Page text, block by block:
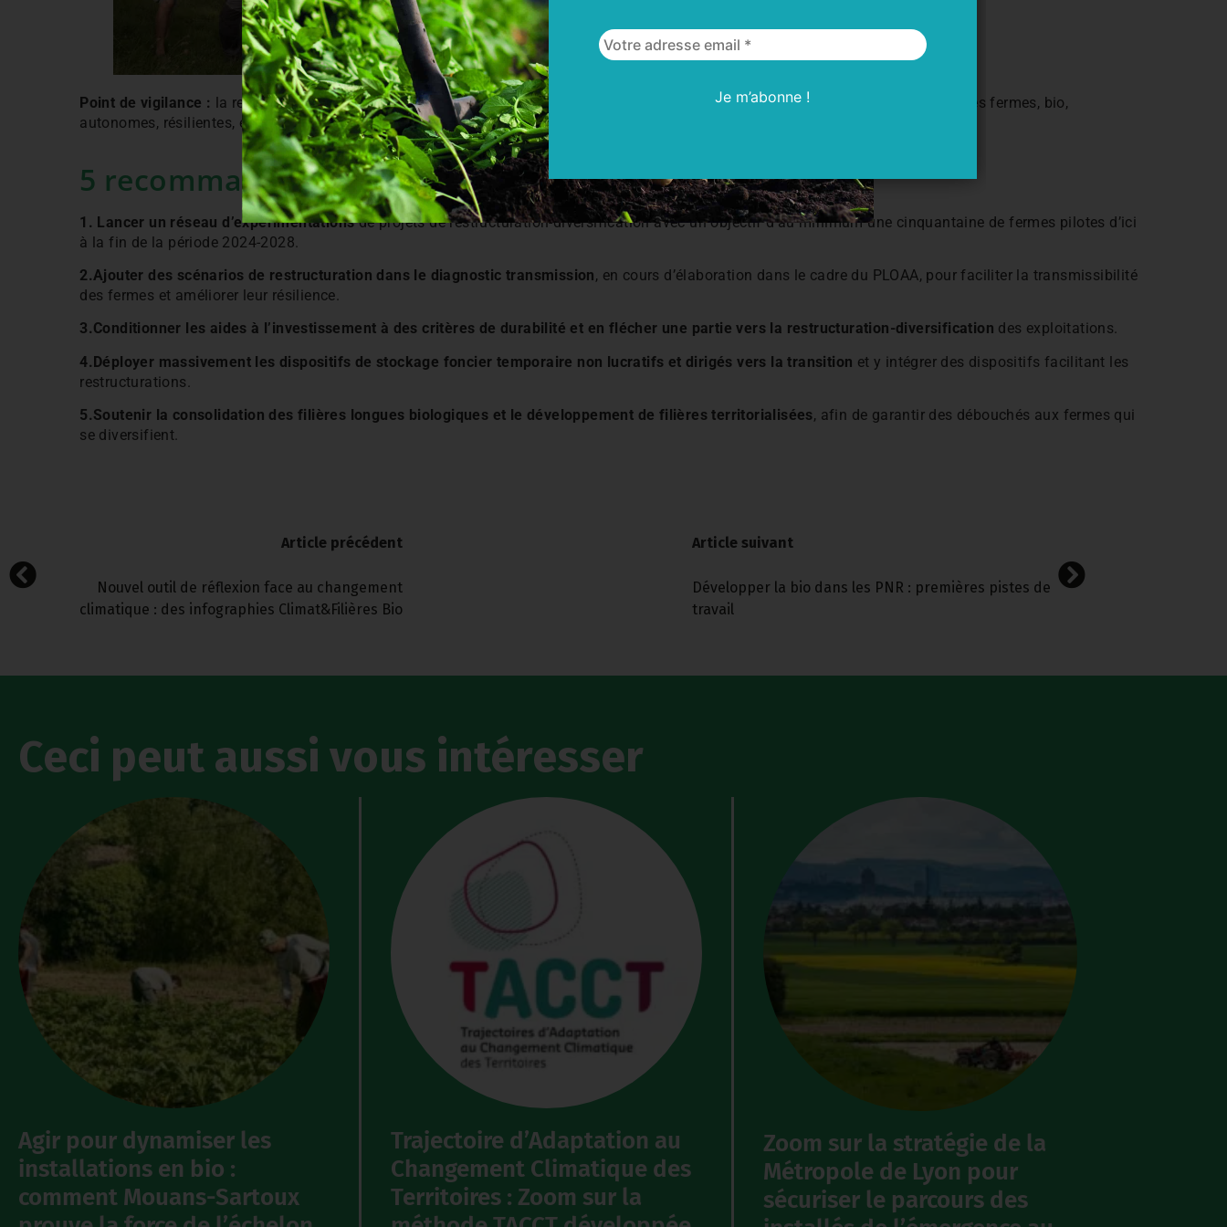
collectifs sur les fermes et associations d’agriculteurs.
Point de vigilance :
la restructuration-diversification est une solution mais pas LA solution pour toutes les fermes d’élevage. Certaines fermes, bio,
autonomes, résilientes, économiquement viables, peuvent / doivent être transmises en l’état !
5 recommandations faites aux décideurs
1. Lancer un réseau d’expérimentationsde projets de restructuration-diversification avec un objectif d’au minimum une cinquantaine de fermes pilotes d’ici
à la fin de la période 2024-2028.
2.Ajouter des scénarios de restructuration dans le diagnostic transmission, en cours d’élaboration dans le cadre du PLOAA, pour faciliter la transmissibilité
des fermes et améliorer leur résilience.
3.Conditionner les aides à l’investissement à des critères de durabilité et en flécher une partie vers la restructuration-diversification des exploitations.
4.Déployer massivement les dispositifs de stockage foncier temporaire non lucratifs et dirigés vers la transition et y intégrer des dispositifs facilitant les
restructurations.
5.Soutenir la consolidation des filières longues biologiques et le développement de filières territorialisées, afin de garantir des débouchés aux fermes qui
se diversifient.
Article précédent
Nouvel outil de réflexion face au changement
climatique : des infographies Climat&Filières Bio
Article suivant
Développer la bio dans les PNR : premières pistes de
travail
Ceci peut aussi vous intéresser
Agir pour dynamiser les
installations en bio :
comment Mouans-Sartoux
Trajectoire d’Adaptation au
Changement Climatique des
Territoires : Zoom sur la
Zoom sur la stratégie de la
Métropole de Lyon pour
sécuriser le parcours des